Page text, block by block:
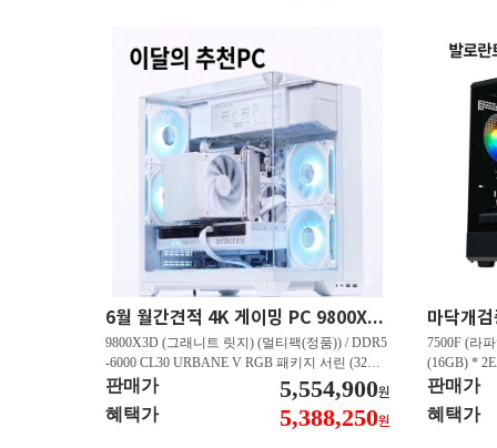
6월 월간견적 4K 게이밍 PC 9800X3D RTX 5080 GY512
9800X3D (그래니트 릿지) (멀티팩(정품)) / DDR5
-6000 CL30 URBANE V RGB 패키지 서린 (32GB
(16Gx2)) / B850M-PLUS WIFI7 W 대원씨티에스 /
지포스 RTX 5080 AERO OC SFF D7 16GB 제이
씨현 / EXCERIA 히트싱크 M.2 NVMe (2TB)
판매가 5,554,900원
혜택가 5,388,250원
7500F (라
(16GB) *
즈윈 / 지포
CN600
판매가
혜택가